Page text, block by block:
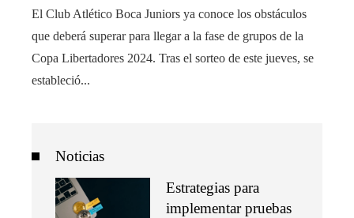
El Club Atlético Boca Juniors ya conoce los obstáculos
que deberá superar para llegar a la fase de grupos de la
Copa Libertadores 2024. Tras el sorteo de este jueves, se
estableció...
Noticias
Estrategias para
implementar pruebas